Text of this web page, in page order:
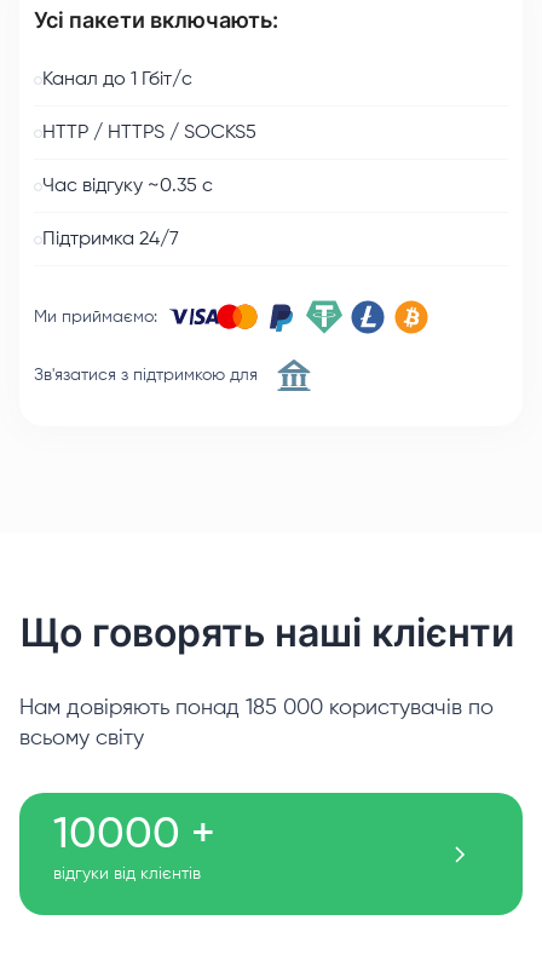
Усі пакети включають:
Канал до 1 Гбіт/с
HTTP / HTTPS / SOCKS5
Час відгуку ~0.35 с
Підтримка 24/7
Ми приймаємо:
Зв'язатися з підтримкою для
Що говорять наші клієнти
Нам довіряють понад 185 000 користувачів по
всьому світу
10000 +
відгуки від клієнтів